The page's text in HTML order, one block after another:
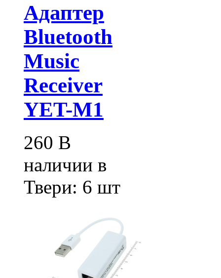
Адаптер
Bluetooth
Music
Receiver
YET-M1
260 В
наличии в
Твери: 6 шт